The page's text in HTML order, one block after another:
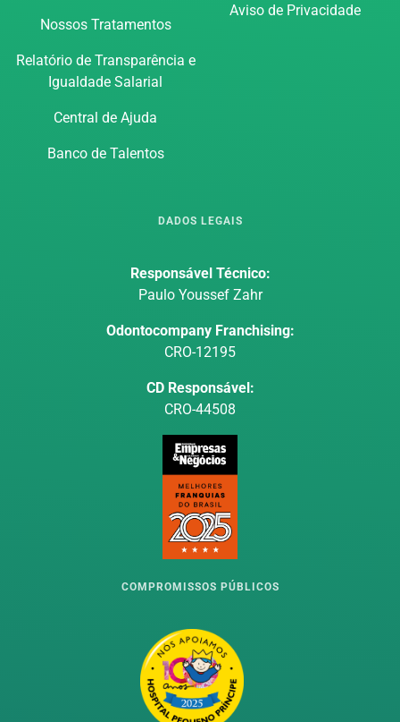
Nossos Tratamentos
Relatório de Transparência e
Igualdade Salarial
Central de Ajuda
Banco de Talentos
Aviso de Privacidade
DADOS LEGAIS
Responsável Técnico:
Paulo Youssef Zahr
Odontocompany Franchising:
CRO-12195
CD Responsável:
CRO-44508
COMPROMISSOS PÚBLICOS